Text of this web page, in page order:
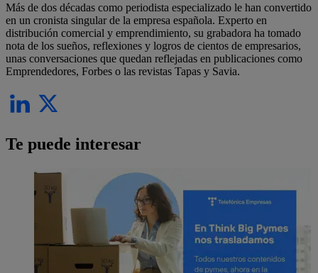
Más de dos décadas como periodista especializado le han convertido
en un cronista singular de la empresa española. Experto en
distribución comercial y emprendimiento, su grabadora ha tomado
nota de los sueños, reflexiones y logros de cientos de empresarios,
unas conversaciones que quedan reflejadas en publicaciones como
Emprendedores, Forbes o las revistas Tapas y Savia.
Te puede interesar